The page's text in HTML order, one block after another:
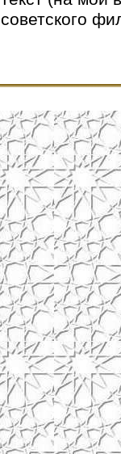
советского